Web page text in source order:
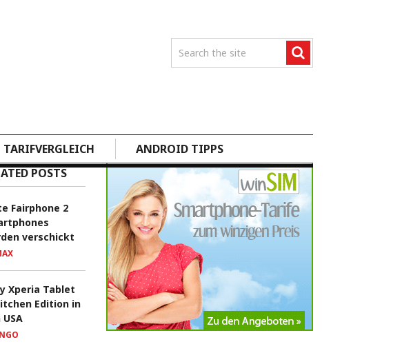
TARIFVERGLEICH ANDROID TIPPS
POSTS
Fairphone 2
verschickt
Xperia Tablet
Edition in